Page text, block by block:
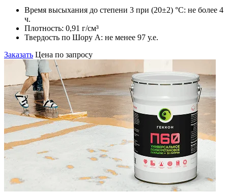
Время высыхания до степени 3 при (20±2) °С: не более 4
ч.
Плотность: 0,91 г/см³
Твердость по Шору А: не менее 97 у.е.
Заказать Цена по запросу